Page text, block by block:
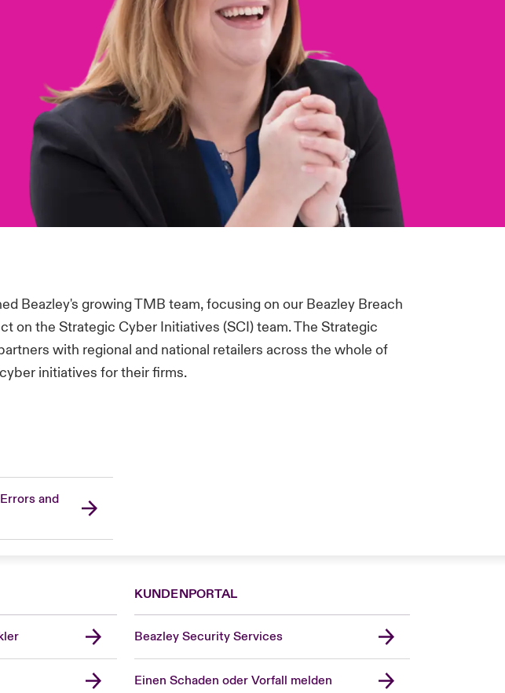
Beazley's growing TMB team, focusing on our Beazley Breach
on the Strategic Cyber Initiatives (SCI) team. The Strategic
with regional and national retailers across the whole of
initiatives for their firms.
and
KUNDENPORTAL
Beazley Security Services
Einen Schaden oder Vorfall melden